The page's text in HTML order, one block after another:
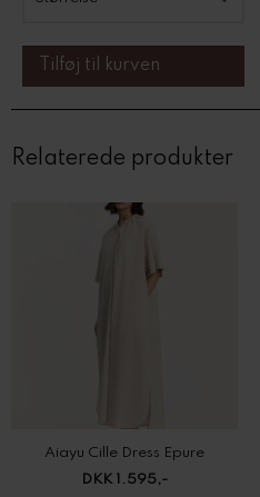
Relaterede produkter
Aiayu Cille Dress Epure
DKK 1.595,-